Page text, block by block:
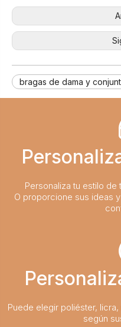
bragas de dama y
Personaliza tu estilo
O proporcione sus ideas
Puede elegir poliéster,
según